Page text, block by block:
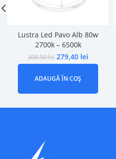
Lustra Led Pavo Alb 80w
2700k – 6500k
308,50lei 279,40 lei
ADAUGĂ ÎN COȘ